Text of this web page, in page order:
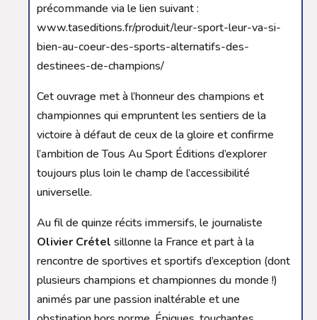
précommande via le lien suivant :
www.taseditions.fr/produit/leur-sport-leur-va-si-
bien-au-coeur-des-sports-alternatifs-des-
destinees-de-champions/
Cet ouvrage met à l’honneur des champions et
championnes qui empruntent les sentiers de la
victoire à défaut de ceux de la gloire et confirme
l’ambition de Tous Au Sport Éditions d’explorer
toujours plus loin le champ de l’accessibilité
universelle.
Au fil de quinze récits immersifs, le journaliste
Olivier Crétel sillonne la France et part à la
rencontre de sportives et sportifs d’exception (dont
plusieurs champions et championnes du monde !)
animés par une passion inaltérable et une